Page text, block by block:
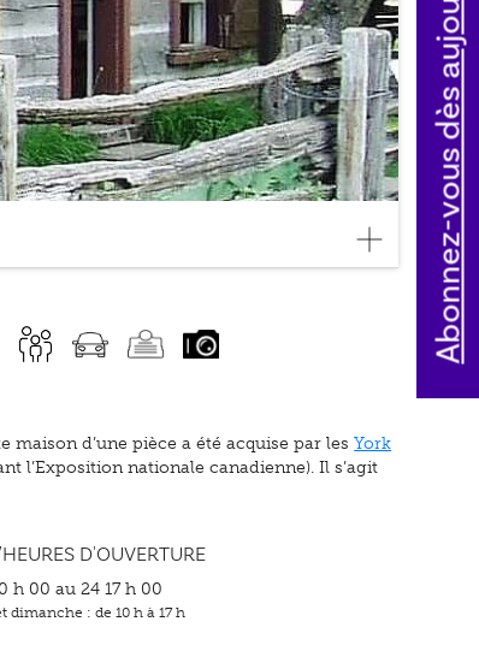
maison d’une pièce a été acquise par lesYork
l’Exposition nationale canadienne). Il s’agit
D'OUVERTURE
h 00 au 24 17 h 00
dimanche : de 10 h à 17 h
Abonnez-vous dès aujourd'hui